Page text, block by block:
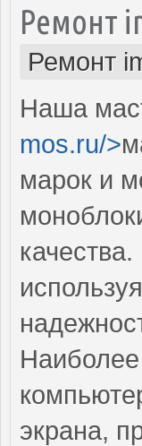
Ремонт
Ремонт
Наша
mos.ru/>
марок и
экрана,